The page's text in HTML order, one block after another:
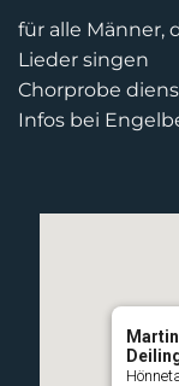
für alle Männer,
Lieder singen
Chorprobe
Infos bei